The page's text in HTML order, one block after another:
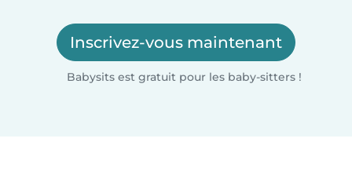
Inscrivez-vous maintenant
Babysits est gratuit pour les baby-sitters !